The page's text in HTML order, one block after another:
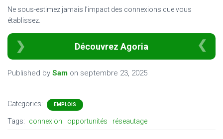
Ne sous-estimez jamais l’impact des connexions que vous
établissez.
Découvrez Agoria
Published by Sam on septembre 23, 2025
Categories: EMPLOIS
Tags: connexion opportunités réseautage